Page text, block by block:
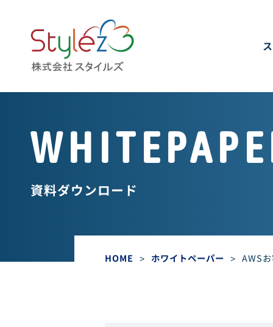
HOME > ホワイトペーパー > AWS
資料ダウンロード